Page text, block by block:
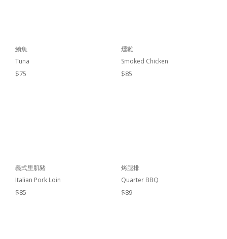
鮪魚
Tuna
$75
燻雞
Smoked Chicken
$85
義式里肌豬
Italian Pork Loin
$85
烤腿排
Quarter BBQ
$89